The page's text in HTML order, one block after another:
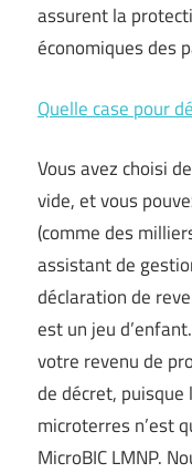
assurent la
économiques des
Quelle case pour
Vous avez choisi
vide, et vous
(comme des
assistant de
déclaration de
est un jeu
votre revenu de
de décret,
microterres n’est
MicroBIC LMNP.